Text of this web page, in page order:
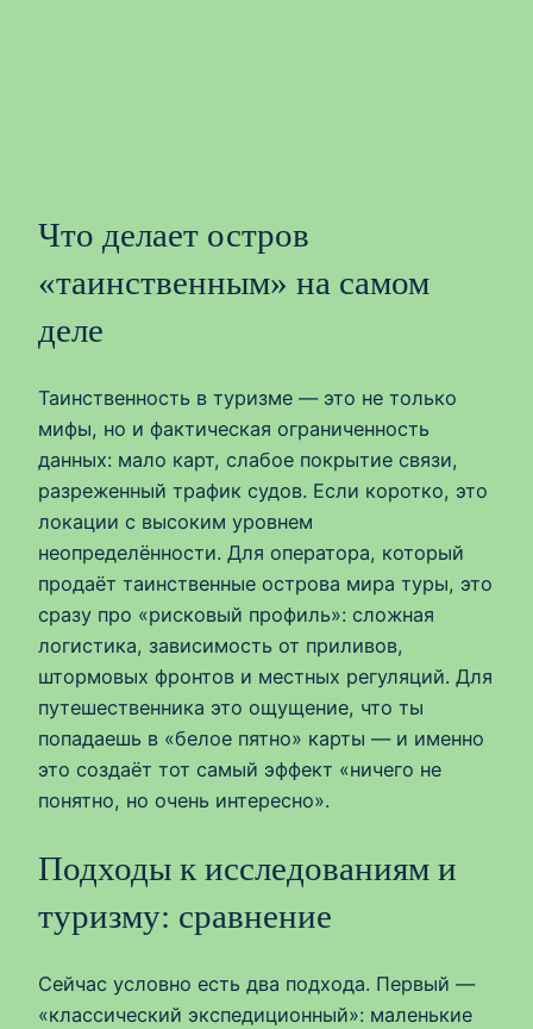
Что делает остров
«таинственным» на самом
деле
Таинственность в туризме — это не только
мифы, но и фактическая ограниченность
данных: мало карт, слабое покрытие связи,
разреженный трафик судов. Если коротко, это
локации с высоким уровнем
неопределённости. Для оператора, который
продаёт таинственные острова мира туры, это
сразу про «рисковый профиль»: сложная
логистика, зависимость от приливов,
штормовых фронтов и местных регуляций. Для
путешественника это ощущение, что ты
попадаешь в «белое пятно» карты — и именно
это создаёт тот самый эффект «ничего не
понятно, но очень интересно».
Подходы к исследованиям и
туризму: сравнение
Сейчас условно есть два подхода. Первый —
«классический экспедиционный»: маленькие